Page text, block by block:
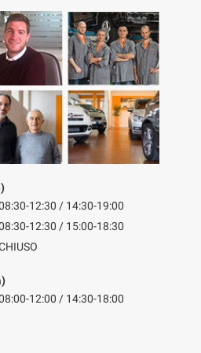
12:30 / 14:30-19:00
12:30 / 15:00-18:30
12:00 / 14:30-18:00